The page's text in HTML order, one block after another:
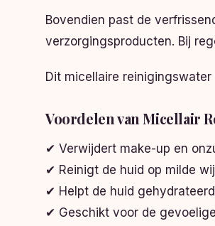
Bovendien past de
verzorgingsproducten. Bij
Dit micellaire
Voordelen van Micellair
✔ Verwijdert make-up en
✔ Reinigt de huid op milde
✔ Helpt de huid
✔ Geschikt voor de